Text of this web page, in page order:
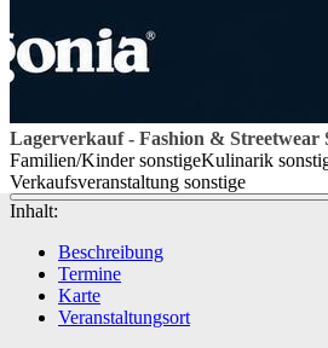
Lagerverkauf - Fashion & Streetwear
Familien/Kinder sonstigeKulinarik
Verkaufsveranstaltung sonstige
Inhalt:
Beschreibung
Termine
Karte
Veranstaltungsort